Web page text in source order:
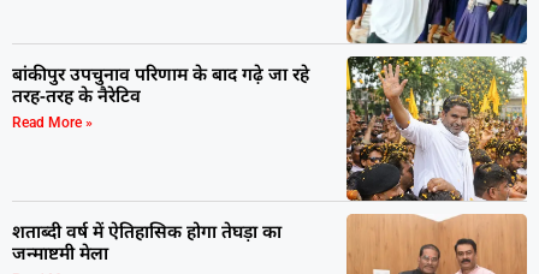
बांकीपुर उपचुनाव परिणाम के बाद गढ़े जा रहे
तरह-तरह के नैरेटिव
Read More »
शताब्दी वर्ष में ऐतिहासिक होगा तेघड़ा का
जन्माष्टमी मेला